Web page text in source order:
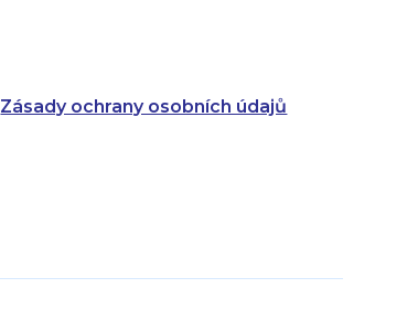
Zásady ochrany osobních údajů
8:00 - 14:30